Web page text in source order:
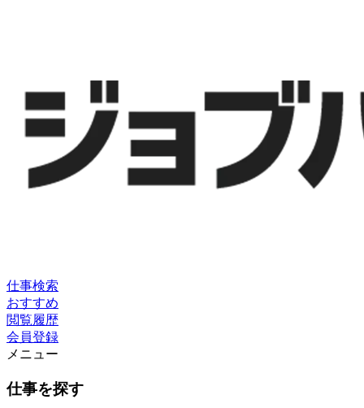
仕事検索
おすすめ
閲覧履歴
会員登録
メニュー
仕事を探す